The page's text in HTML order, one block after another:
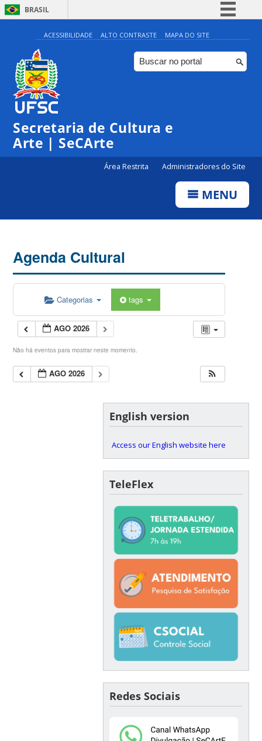
BRASIL
Simplifique!
Comunica BR
Participe
ACESSIBILIDADE ALTO CONTRASTE MAPA DO SITE
Secretaria de Cultura e
Arte | SeCArte
Área Restrita Administradores do Site
MENU
Agenda Cultural
Categorias tags
AGO 2026
Não há eventos para mostrar neste momento.
AGO 2026
English version
Access our English website here
TeleFlex
Redes Sociais